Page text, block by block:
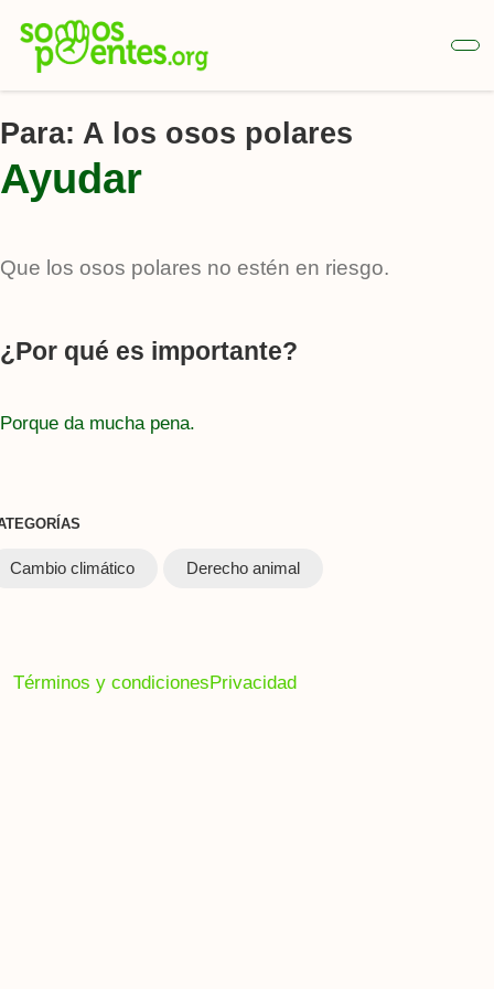
contenido
principal
Para: A los osos polares
Ayudar
Que los osos polares no estén en riesgo.
¿Por qué es importante?
Porque da mucha pena.
Cambio climático Derecho animal
Términos y condicionesPrivacidad